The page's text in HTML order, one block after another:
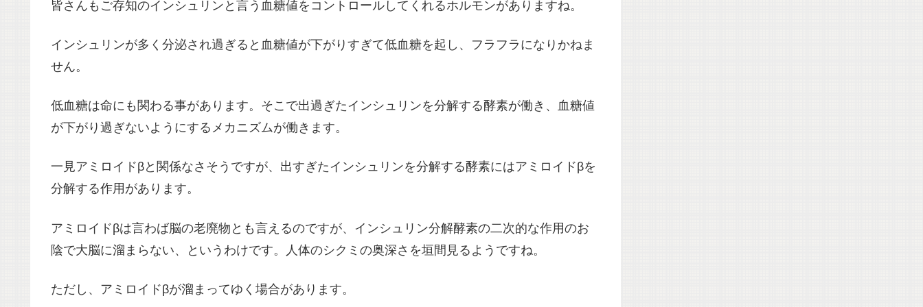
皆さんもご存知のインシュリンと言う血糖値をコントロールしてくれるホルモンがありますね。
インシュリンが多く分泌され過ぎると血糖値が下がりすぎて低血糖を起し、フラフラになりかねま
せん。
低血糖は命にも関わる事があります。そこで出過ぎたインシュリンを分解する酵素が働き、血糖値
が下がり過ぎないようにするメカニズムが働きます。
一見アミロイドβと関係なさそうですが、出すぎたインシュリンを分解する酵素にはアミロイドβを
分解する作用があります。
アミロイドβは言わば脳の老廃物とも言えるのですが、インシュリン分解酵素の二次的な作用のお
陰で大脳に溜まらない、というわけです。人体のシクミの奥深さを垣間見るようですね。
ただし、アミロイドβが溜まってゆく場合があります。